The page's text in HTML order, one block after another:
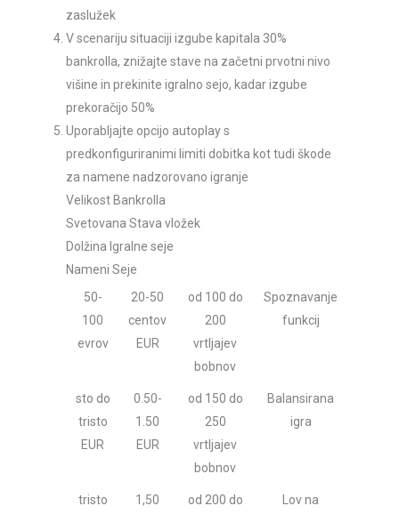
zaslužek
V scenariju situaciji izgube kapitala 30%
bankrolla, znižajte stave na začetni prvotni nivo
višine in prekinite igralno sejo, kadar izgube
prekoračijo 50%
Uporabljajte opcijo autoplay s
predkonfiguriranimi limiti dobitka kot tudi škode
za namene nadzorovano igranje
Velikost Bankrolla
Svetovana Stava vložek
Dolžina Igralne seje
Nameni Seje
50-
100
evrov
20-50
centov
EUR
od 100 do
200
vrtljajev
bobnov
Spoznavanje
funkcij
sto do
tristo
EUR
0.50-
1.50
EUR
od 150 do
250
vrtljajev
bobnov
Balansirana
igra
tristo
1,50
od 200 do
Lov na